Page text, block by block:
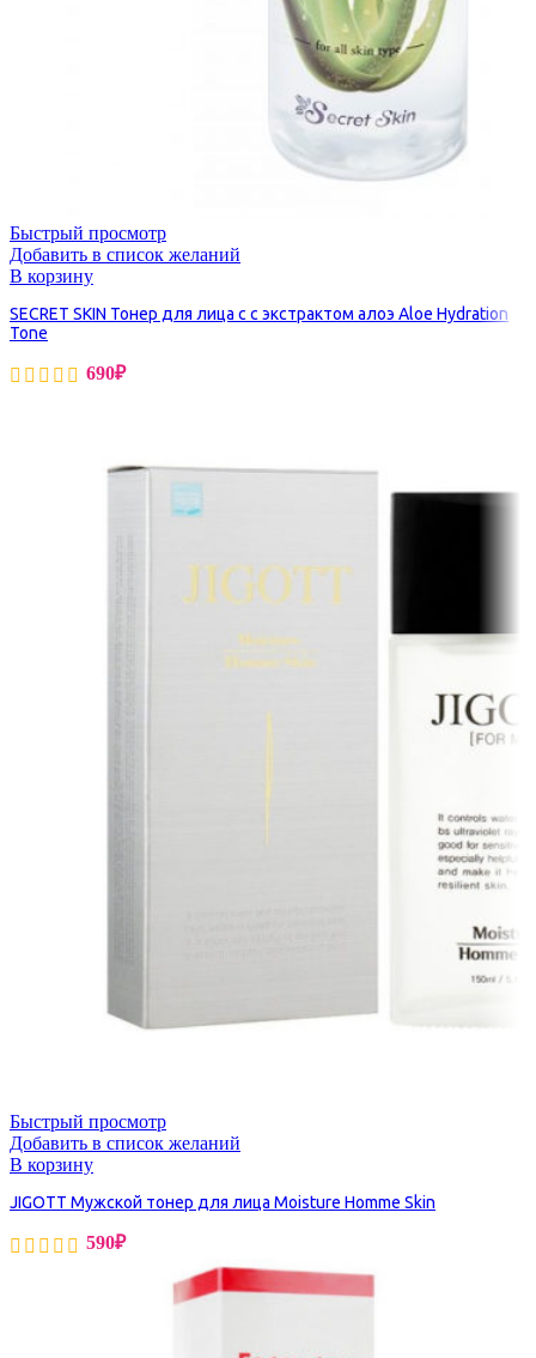
Быстрый просмотр
Добавить в список желаний
В корзину
SECRET SKIN Тонер для лица с с экстрактом алоэ Aloe Hydration
Tone
690₽
Быстрый просмотр
Добавить в список желаний
В корзину
JIGOTT Мужской тонер для лица Moisture Homme Skin
590₽